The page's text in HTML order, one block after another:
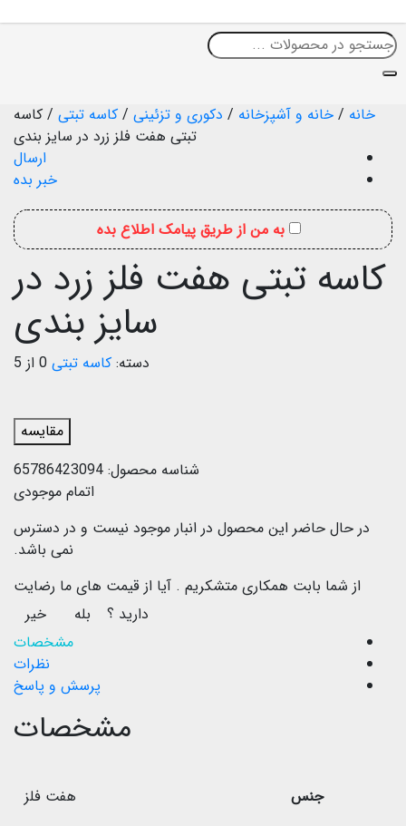
خانه / خانه و آشپزخانه / دکوری و تزئینی / کاسه تبتی / کاسه
تبتی هفت فلز زرد در سایز بندی
ارسال
خبر بده
به من از طریق پیامک اطلاع بده
کاسه تبتی هفت فلز زرد در
سایز بندی
دسته: کاسه تبتی 0 از 5
مقایسه
شناسه محصول: 65786423094
اتمام موجودی
در حال حاضر این محصول در انبار موجود نیست و در دسترس
نمی باشد.
از شما بابت همکاری متشکریم . آیا از قیمت های ما رضایت
دارید ؟
بله
خیر
مشخصات
نظرات
پرسش و پاسخ
مشخصات
جنس هفت فلز